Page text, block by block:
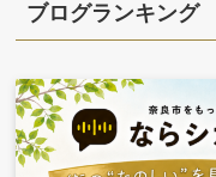
イ
ブ
ブログランキング